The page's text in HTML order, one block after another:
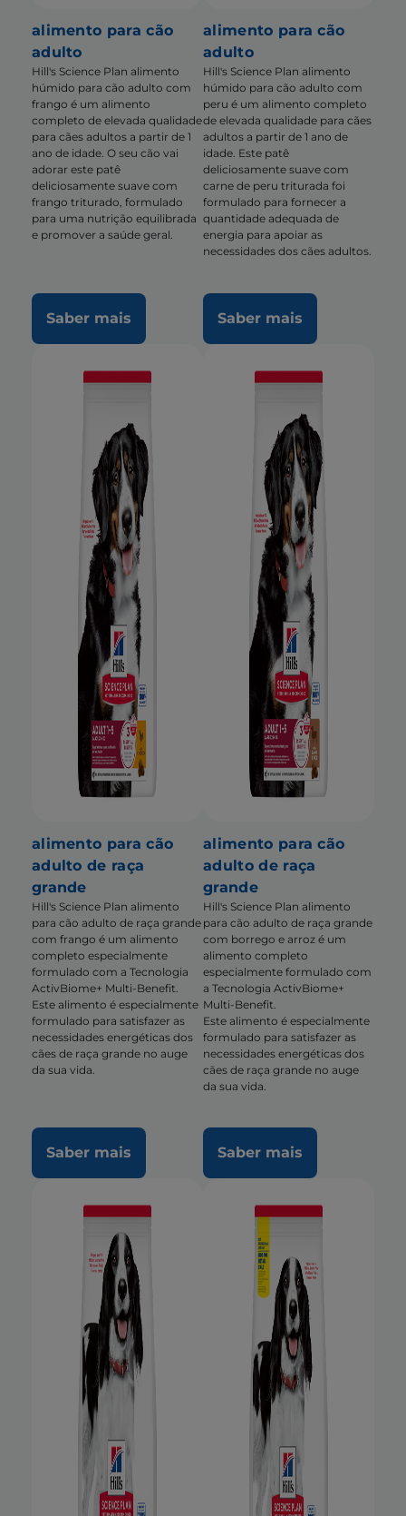
alimento para cão
adulto
Hill's Science Plan alimento
húmido para cão adulto com
frango é um alimento
completo de elevada qualidade
para cães adultos a partir de 1
ano de idade. O seu cão vai
adorar este patê
deliciosamente suave com
frango triturado, formulado
para uma nutrição equilibrada
e promover a saúde geral.
Saber mais
alimento para cão
adulto
Hill's Science Plan alimento
húmido para cão adulto com
peru é um alimento completo
de elevada qualidade para cães
adultos a partir de 1 ano de
idade. Este patê
deliciosamente suave com
carne de peru triturada foi
formulado para fornecer a
quantidade adequada de
energia para apoiar as
necessidades dos cães adultos.
Saber mais
alimento para cão
adulto de raça
grande
Hill's Science Plan alimento
para cão adulto de raça grande
com frango é um alimento
completo especialmente
formulado com a Tecnologia
ActivBiome+ Multi-Benefit.
Este alimento é especialmente
formulado para satisfazer as
necessidades energéticas dos
cães de raça grande no auge
da sua vida.
Saber mais
alimento para cão
adulto de raça
grande
Hill's Science Plan alimento
para cão adulto de raça grande
com borrego e arroz é um
alimento completo
especialmente formulado com
a Tecnologia ActivBiome+
Multi-Benefit.
Este alimento é especialmente
formulado para satisfazer as
necessidades energéticas dos
cães de raça grande no auge
da sua vida.
Saber mais